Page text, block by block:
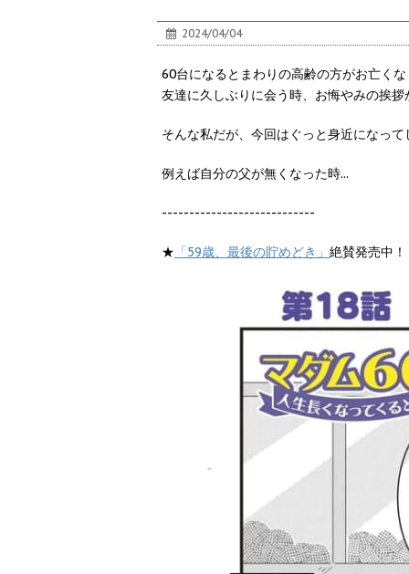
2024/04/04
60台になるとまわりの高齢の方がお亡く
友達に久しぶりに会う時、お悔やみの挨
そんな私だが、今回はぐっと身近になっ
例えば自分の父が無くなった時...
----------------------------
★ 「59歳、最後の貯めどき」 絶賛発売中！